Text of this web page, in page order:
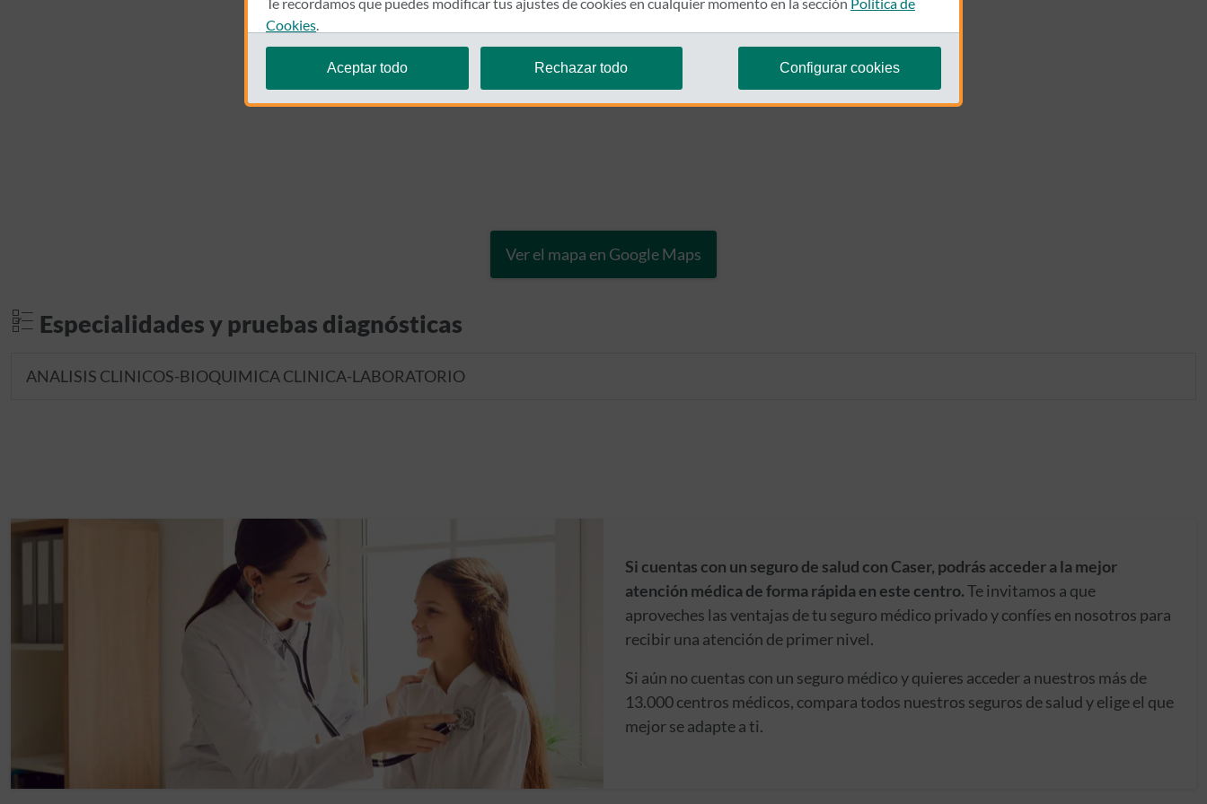
Ver el mapa en Google Maps
Especialidades y pruebas diagnósticas
ANALISIS CLINICOS-BIOQUIMICA CLINICA-LABORATORIO
Si cuentas con un seguro de salud con Caser, podrás acceder a la mejor
atención médica de forma rápida en este centro.Te invitamos a que
aproveches las ventajas de tu seguro médico privado y confíes en nosotros para
recibir una atención de primer nivel.
Si aún no cuentas con un seguro médico y quieres acceder a nuestros más de
13.000 centros médicos, compara todos nuestros seguros de salud y elige el que
mejor se adapte a ti.
Cookies
Aceptar todo Rechazar todo Configurar cookies